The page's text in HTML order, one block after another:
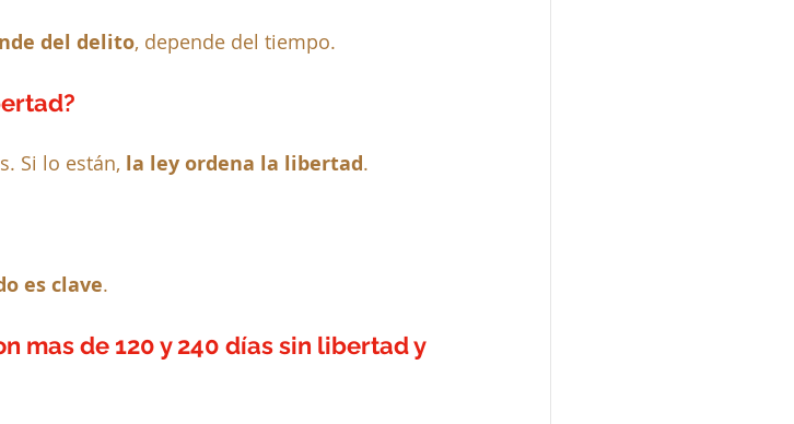
del delito, depende del tiempo.
Si lo están, la ley ordena la libertad.
es clave.
mas de 120 y 240 días sin libertad y